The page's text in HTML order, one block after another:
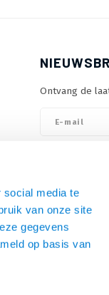
social media te
van onze site
gegevens
op basis van
Ontvang de